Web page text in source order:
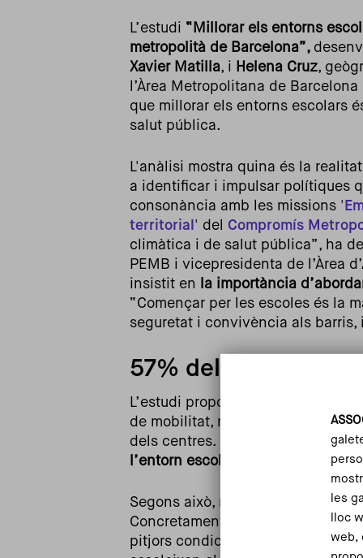
L’estudi “Millorar els entorns
metropolità de Barcelona”,
Xavier Matilla, i Helena Cruz,
l’Àrea Metropolitana de
que millorar els entorns escolars
salut pública.
L'anàlisi mostra quina és la
a identificar i impulsar polítiques
consonància amb les missions '
territorial ' del Compromís
climàtica i de salut pública”, ha
PEMB i vicepresidenta de l’Àrea
insistit en
la importància
“Començar per les escoles és la
seguretat i convivència als barris,
57% dels centres
L’estudi proposa un
de mobilitat, medi ambient,
dels centres.
Com més alta és la
l’entorn escolar
Segons això, més de la meitat de
Concretament, un 57% dels
pitjors condicions (amb una
les
lloc
web,